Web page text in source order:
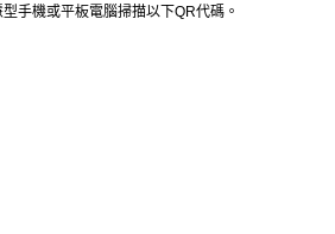
手機或平板電腦掃描以下QR代碼。